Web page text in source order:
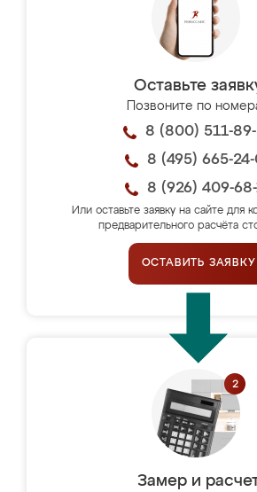
Оставьте
Позвоните по
8 (800) 511-
8 (495) 665-
8 (926) 409-
Или оставьте заявку на сайте для
предварительного расчёта
ОСТАВИТЬ ЗАЯВКУ
Замер и